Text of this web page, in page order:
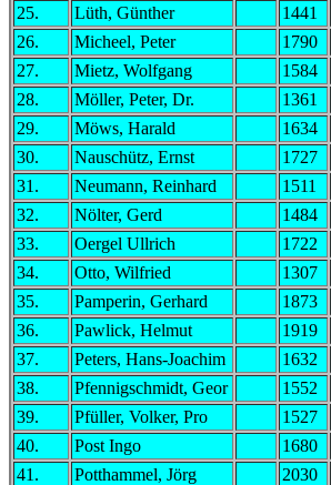
25.
Lüth, Günther 1441
26.
Micheel, Peter 1790
27.
Mietz, Wolfgang 1584
28.
Möller, Peter, Dr. 1361
29.
Möws, Harald 1634
30.
Nauschütz, Ernst 1727
31.
Neumann, Reinhard 1511
32.
Nölter, Gerd 1484
33.
Oergel Ullrich 1722
34.
Otto, Wilfried 1307
35.
Pamperin, Gerhard 1873
36.
Pawlick, Helmut 1919
37.
Peters, Hans-Joachim 1632
38.
Pfennigschmidt, Geor 1552
39.
Pfüller, Volker, Pro 1527
40.
Post Ingo 1680
41.
Potthammel, Jörg 2030